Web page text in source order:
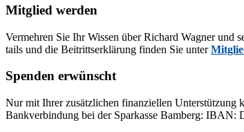
Mitglied werden
Ver­meh­ren Sie Ihr Wis­sen über Ri­chard Wag­ner und
tails und die Bei­tritts­er­klä­rung fin­den Sie un­ter
Spenden erwünscht
Nur mit Ih­rer zu­sätz­li­chen fi­nan­zi­el­len Un­ter­stüt­zung
Bank­ver­bin­dung bei der Spar­kas­se Bam­berg: